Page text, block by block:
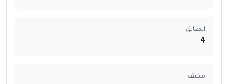
الطابق
4
مكيف